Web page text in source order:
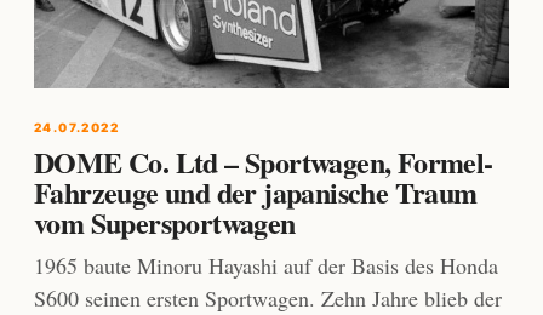
24.07.2022
DOME Co. Ltd – Sportwagen, Formel-
Fahrzeuge und der japanische Traum
vom Supersportwagen
1965 baute Minoru Hayashi auf der Basis des Honda
S600 seinen ersten Sportwagen. Zehn Jahre blieb der